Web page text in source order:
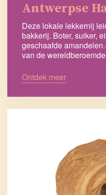
Antwerpse
Deze lokale lekkernij
bakkerij. Boter, suiker,
geschaafde
van de
Ontdek meer